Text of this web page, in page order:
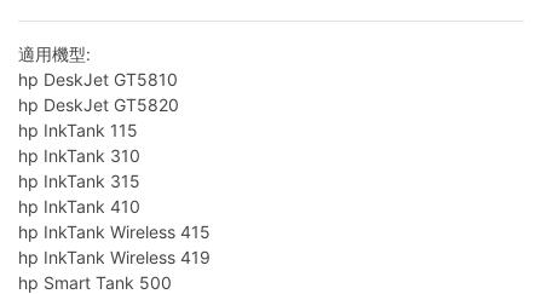
適用機型:
hp DeskJet GT5810
hp DeskJet GT5820
hp InkTank 115
hp InkTank 310
hp InkTank 315
hp InkTank 410
hp InkTank Wireless 415
hp InkTank Wireless 419
hp Smart Tank 500